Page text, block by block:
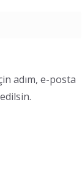
adım, e-posta